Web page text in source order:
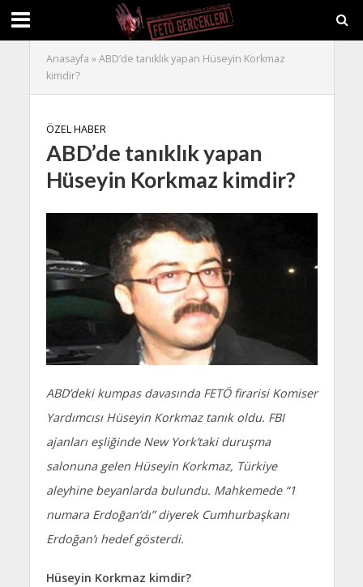
Anasayfa »ABD’de tanıklık yapan Hüseyin Korkmaz
kimdir?
ÖZEL HABER
ABD’de tanıklık yapan
Hüseyin Korkmaz kimdir?
ABD’deki kumpas davasında FETÖ firarisi Komiser
Yardımcısı Hüseyin Korkmaz tanık oldu. FBI
ajanları eşliğinde New York’taki duruşma
salonuna gelen Hüseyin Korkmaz, Türkiye
aleyhine beyanlarda bulundu. Mahkemede “1
numara Erdoğan’dı” diyerek Cumhurbaşkanı
Erdoğan’ı hedef gösterdi.
Hüseyin Korkmaz kimdir?